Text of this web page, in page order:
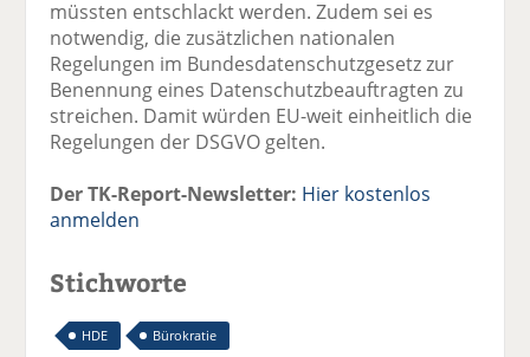
müssten entschlackt werden. Zudem sei es
notwendig, die zusätzlichen nationalen
Regelungen im Bundesdatenschutzgesetz zur
Benennung eines Datenschutzbeauftragten zu
streichen. Damit würden EU-weit einheitlich die
Regelungen der DSGVO gelten.
Der TK-Report-Newsletter: Hier kostenlos
anmelden
Stichworte
HDE Bürokratie